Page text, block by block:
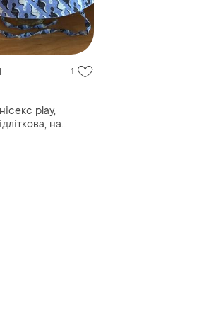
1
play,